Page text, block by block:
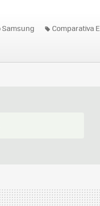
Samsung Comparativa